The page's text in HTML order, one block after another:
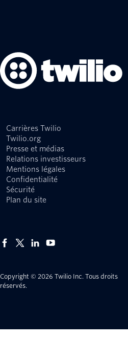
Carrières Twilio
Twilio.org
Presse et médias
Relations investisseurs
Mentions légales
Confidentialité
Sécurité
Plan du site
Copyright © 2026 Twilio Inc. Tous droits
réservés.